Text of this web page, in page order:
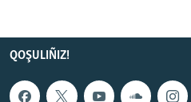
QOŞULIÑIZ!